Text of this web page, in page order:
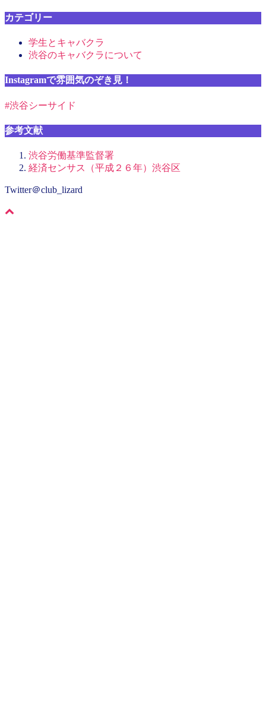
カテゴリー
学生とキャバクラ
渋谷のキャバクラについて
Instagramで雰囲気のぞき見！
#渋谷シーサイド
参考文献
渋谷労働基準監督署
経済センサス（平成２６年）渋谷区
Twitter＠club_lizard